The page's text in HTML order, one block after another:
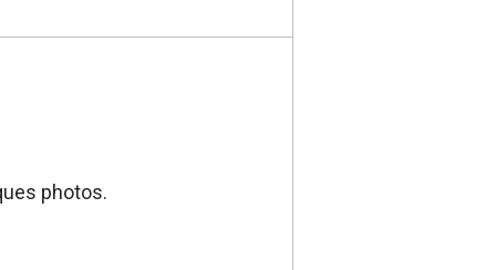
photos.